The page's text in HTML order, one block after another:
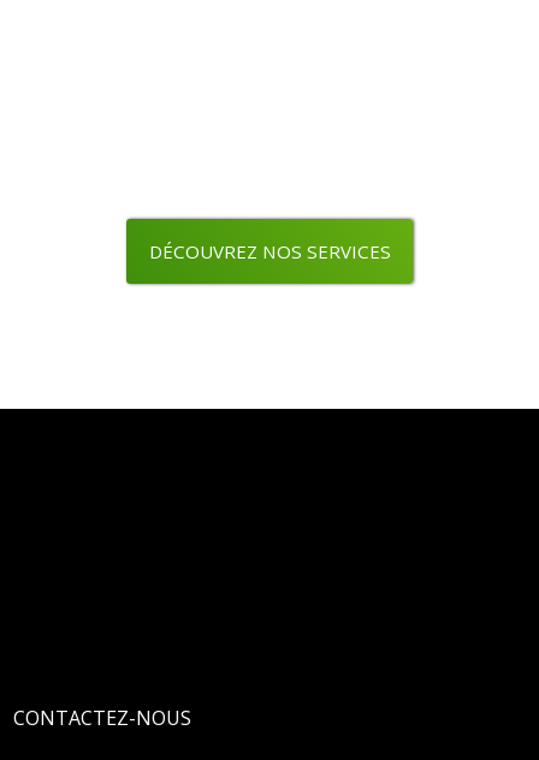
DÉCOUVREZ NOS SERVICES
CONTACTEZ-NOUS